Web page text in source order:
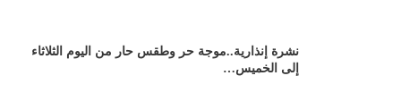
نشرة إنذارية..موجة حر وطقس حار من اليوم الثلاثاء
إلى الخميس…